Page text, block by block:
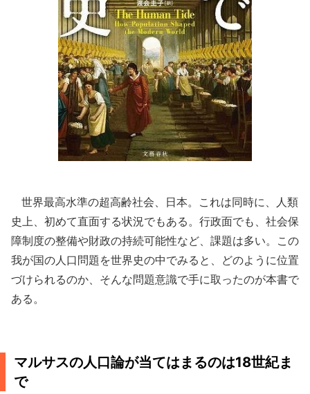
世界最高水準の超高齢社会、日本。これは同時に、人類
史上、初めて直面する状況でもある。行政面でも、社会保
障制度の整備や財政の持続可能性など、課題は多い。この
我が国の人口問題を世界史の中でみると、どのように位置
づけられるのか、そんな問題意識で手に取ったのが本書で
ある。
マルサスの人口論が当てはまるのは18世紀ま
で